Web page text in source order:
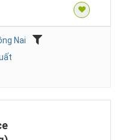
Nai